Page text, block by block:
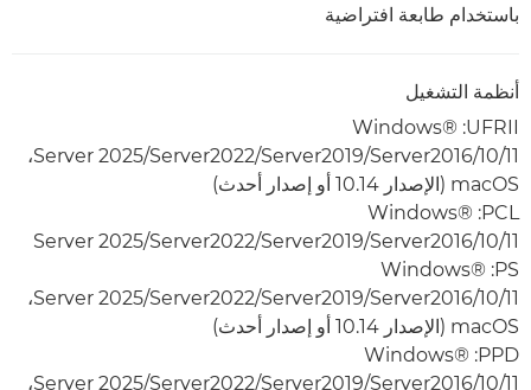
باستخدام طابعة افتراضية
أنظمة التشغيل
UFRII‏: Windows®
10/11‏/Server2016‏/Server2019‏/Server2022/‏Server 2025،
PCL‏: Windows®
10/11‏/Server2016‏/Server2019‏/Server2022/‏Server 2025
PS‏: Windows®
10/11‏/Server2016‏/Server2019‏/Server2022/‏Server 2025،
PPD‏: Windows®
10/11‏/Server2016‏/Server2019‏/Server2022/‏Server 2025،